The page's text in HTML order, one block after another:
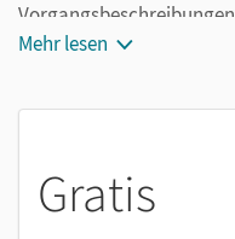
Vorgangsbeschreibungen.
Mehr lesen
Gratis